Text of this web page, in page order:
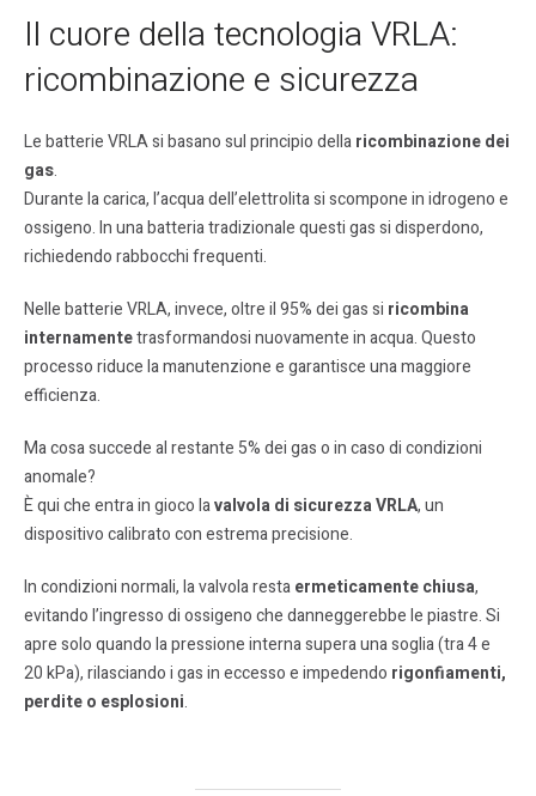
Il cuore della tecnologia VRLA:
ricombinazione e sicurezza
Le batterie VRLA si basano sul principio dellaricombinazione dei
gas.
Durante la carica, l’acqua dell’elettrolita si scompone in idrogeno e
ossigeno. In una batteria tradizionale questi gas si disperdono,
richiedendo rabbocchi frequenti.
Nelle batterie VRLA, invece, oltre il 95% dei gas si ricombina
internamentetrasformandosi nuovamente in acqua. Questo
processo riduce la manutenzione e garantisce una maggiore
efficienza.
Ma cosa succede al restante 5% dei gas o in caso di condizioni
anomale?
È qui che entra in gioco lavalvola di sicurezza VRLA, un
dispositivo calibrato con estrema precisione.
In condizioni normali, la valvola restaermeticamente chiusa,
evitando l’ingresso di ossigeno che danneggerebbe le piastre. Si
apre solo quando la pressione interna supera una soglia (tra 4 e
20 kPa), rilasciando i gas in eccesso e impedendo rigonfiamenti,
perdite o esplosioni.